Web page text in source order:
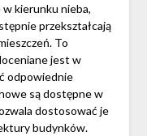
kierunku nieba,
przekształcają
To
jest w
odpowiednie
są dostępne w
dostosować je
budynków.